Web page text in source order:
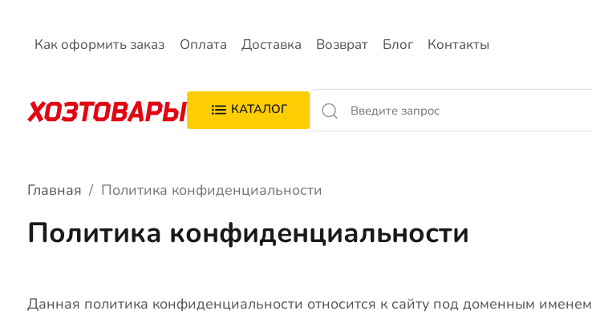
Как оформить заказ Оплата Доставка Возврат Блог Контакты
КАТАЛОГ
Главная Политика конфиденциальности
Политика конфиденциальности
Данная политика конфиденциальности относится к сайту под доменным именем